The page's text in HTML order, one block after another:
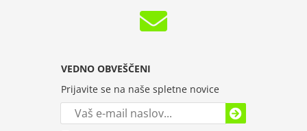
VEDNO OBVEŠČENI
Prijavite se na naše spletne novice